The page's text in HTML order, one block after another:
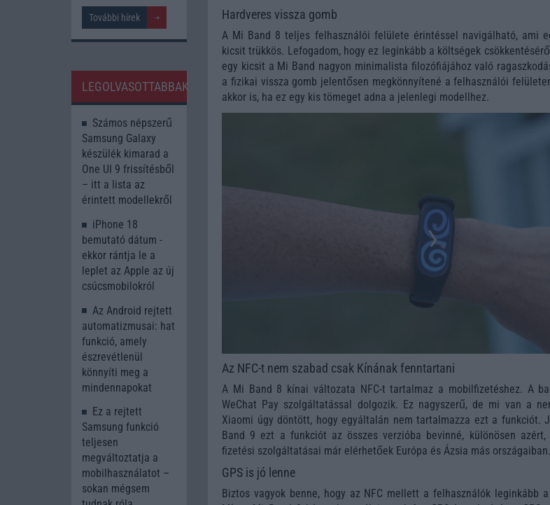
Hardveres vissza gomb
A Mi Band 8 teljes felhasználói felülete érintéssel navigálható, ami
kicsit trükkös. Lefogadom, hogy ez leginkább a költségek
egy kicsit a Mi Band nagyon minimalista filozófiájához való
a fizikai vissza gomb jelentősen megkönnyítené a felhasználói
akkor is, ha ez egy kis tömeget adna a jelenlegi modellhez.
Az NFC-t nem szabad csak Kínának fenntartani
A Mi Band 8 kínai változata NFC-t tartalmaz a mobilfizetéshez. A
WeChat Pay szolgáltatással dolgozik. Ez nagyszerű, de mi van a
Xiaomi úgy döntött, hogy egyáltalán nem tartalmazza ezt a funkciót.
Band 9 ezt a funkciót az összes verzióba bevinné, különösen
fizetési szolgáltatásai már elérhetőek Európa és Ázsia más országaiban.
GPS is jó lenne
Biztos vagyok benne, hogy az NFC mellett a felhasználók leginkább a
További hírek
LEGOLVASOTTABBAK
Számos népszerű
Samsung Galaxy
készülék kimarad a
One UI 9 frissítésből
– itt a lista az
érintett modellekről
iPhone 18
bemutató dátum -
ekkor rántja le a
leplet az Apple az új
csúcsmobilokról
Az Android rejtett
automatizmusai: hat
funkció, amely
észrevétlenül
könnyíti meg a
mindennapokat
Ez a rejtett
Samsung funkció
teljesen
megváltoztatja a
mobilhasználatot –
sokan mégsem